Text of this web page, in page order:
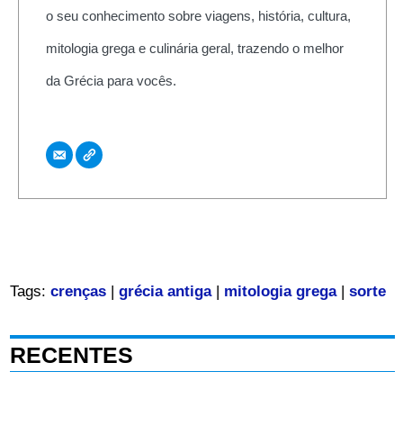
o seu conhecimento sobre viagens, história, cultura,
mitologia grega e culinária geral, trazendo o melhor
da Grécia para vocês.
Tags: crenças| grécia antiga| mitologia grega| sorte
RECENTES